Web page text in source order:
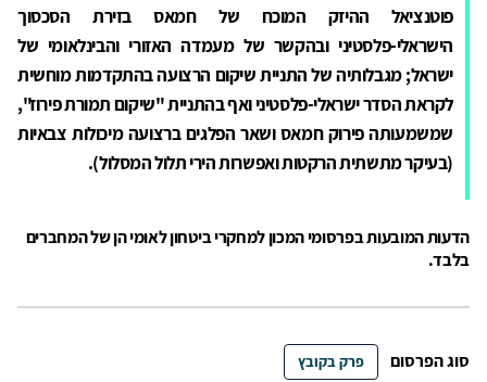
פוטנציאל ההיזק המוכח של חמאס בזירת הסכסוך
הישראלי-פלסטיני ובהקשר של מעמדה האזורי והבינלאומי של
ישראל; מגבלותיה של התניית שיקום הרצועה בהתקדמות מוחשית
לקראת הסדר ישראלי-פלסטיני ואף בהתניית "שיקום תמורת פירוז",
שמשמעותה פירוק חמאס ושאר הפלגים ברצועה מיכולות צבאיות
(בעיקר מתשתית הרקטות ואפשרות הירי תלול המסלול).
הדעות המובעות בפרסומי המכון למחקרי ביטחון לאומי הן של המחברים
בלבד.
סוג הפרסום פרק בקובץ